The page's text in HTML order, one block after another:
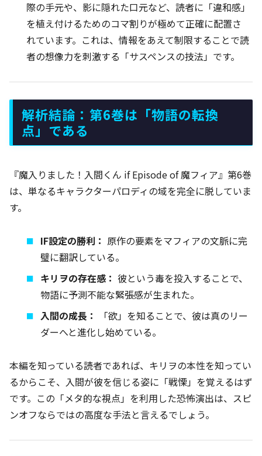
際の手元や、影に隠れた口元など、読者に「違和感」
を植え付けるためのコマ割りが極めて正確に配置さ
れています。これは、情報をあえて制限することで読
者の想像力を刺激する「サスペンスの技法」です。
解析結論：第6巻は「物語の転換
点」である
『魔入りました！入間くん if Episode of 魔フィア』第6巻
は、単なるキャラクターパロディの域を完全に脱していま
す。
IF設定の勝利： 原作の要素をマフィアの文脈に完
璧に翻訳している。
キリヲの存在感： 彼という毒を投入することで、
物語に予測不能な緊張感が生まれた。
入間の成長：
「欲」を知ることで、彼は真のリー
ダーへと進化し始めている。
本編を知っている読者であれば、キリヲの本性を知ってい
るからこそ、入間が彼を信じる姿に「戦慄」を覚えるはず
です。この「メタ的な視点」を利用した恐怖演出は、スピ
ンオフならではの高度な手法と言えるでしょう。